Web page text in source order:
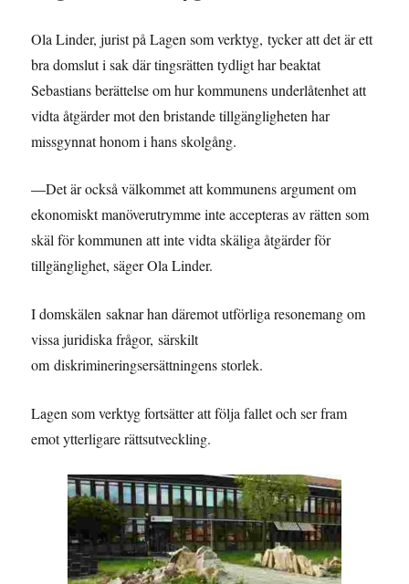
Ola Linder, jurist på Lagen som verktyg, tycker att det är ett
bra domslut i sak där tingsrätten tydligt har beaktat
Sebastians berättelse om hur kommunens underlåtenhet att
vidta åtgärder mot den bristande tillgängligheten har
missgynnat honom i hans skolgång.
—Det är också välkommet att kommunens argument om
ekonomiskt manöverutrymme inte accepteras av rätten som
skäl för kommunen att inte vidta skäliga åtgärder för
tillgänglighet, säger Ola Linder.
I domskälen saknar han däremot utförliga resonemang om
vissa juridiska frågor, särskilt
om diskrimineringsersättningens storlek.
Lagen som verktyg fortsätter att följa fallet och ser fram
emot ytterligare rättsutveckling.